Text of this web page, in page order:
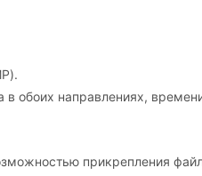
в обоих направлениях,
прикрепления